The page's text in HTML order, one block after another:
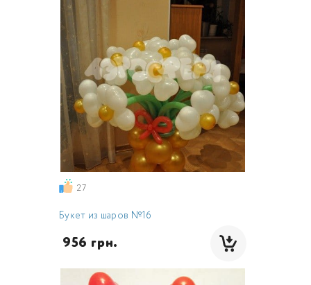
27
Букет из шаров №16
956 грн.